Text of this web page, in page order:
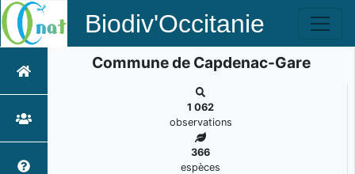
Biodiv'Occitanie
Commune de Capdenac-Gare
1 062
observations
366
espèces